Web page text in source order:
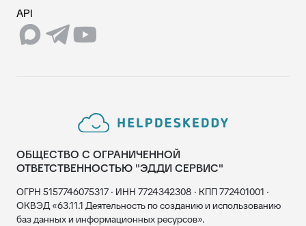
API
ОБЩЕСТВО С ОГРАНИЧЕННОЙ
ОТВЕТСТВЕННОСТЬЮ "ЭДДИ СЕРВИС"
ОГРН 5157746075317 · ИНН 7724342308 · КПП 772401001 ·
ОКВЭД «63.11.1 Деятельность по созданию и использованию
баз данных и информационных ресурсов».